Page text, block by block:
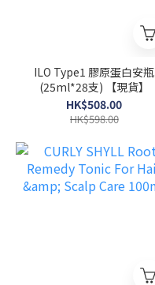
ILO Type1 膠原蛋白安瓶
(25ml*28支) 【現貨】
HK$508.00
HK$598.00